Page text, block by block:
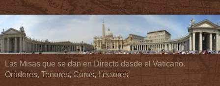
Las Misas que se dan en Directo desde el Vaticano.
Oradores, Tenores, Coros, Lectores